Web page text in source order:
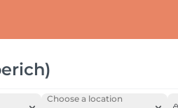
Choose a location